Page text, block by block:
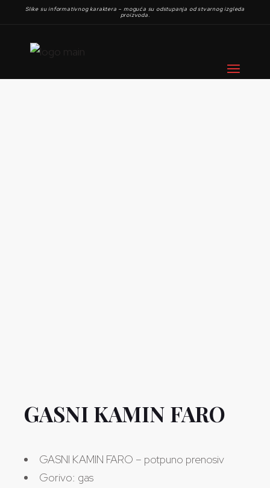
GASNI KAMIN FARO
GASNI KAMIN FARO – potpuno prenosiv
Gorivo: gas
Slike su informativnog karaktera – moguća su odstupanja od stvarnog izgleda
proizvoda.